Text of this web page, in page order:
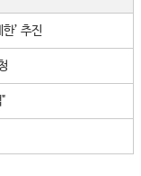
’ 추진